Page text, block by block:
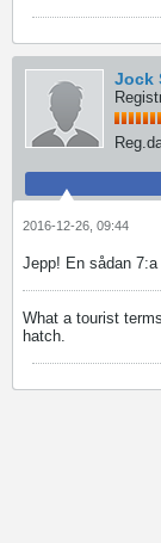
Jock
2016-12-26, 09:44
Jepp! En sådan
What a tourist
hatch.